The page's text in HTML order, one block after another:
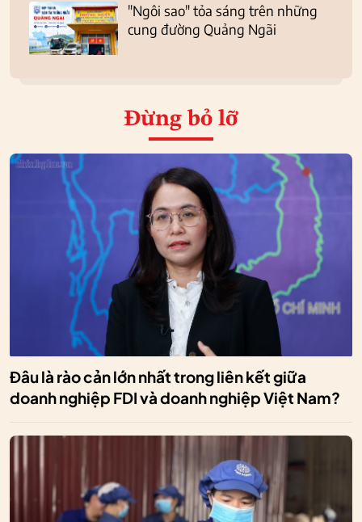
"Ngôi sao" tỏa sáng trên những
cung đường Quảng Ngãi
Đừng bỏ lỡ
Đâu là rào cản lớn nhất trong liên kết giữa
doanh nghiệp FDI và doanh nghiệp Việt Nam?